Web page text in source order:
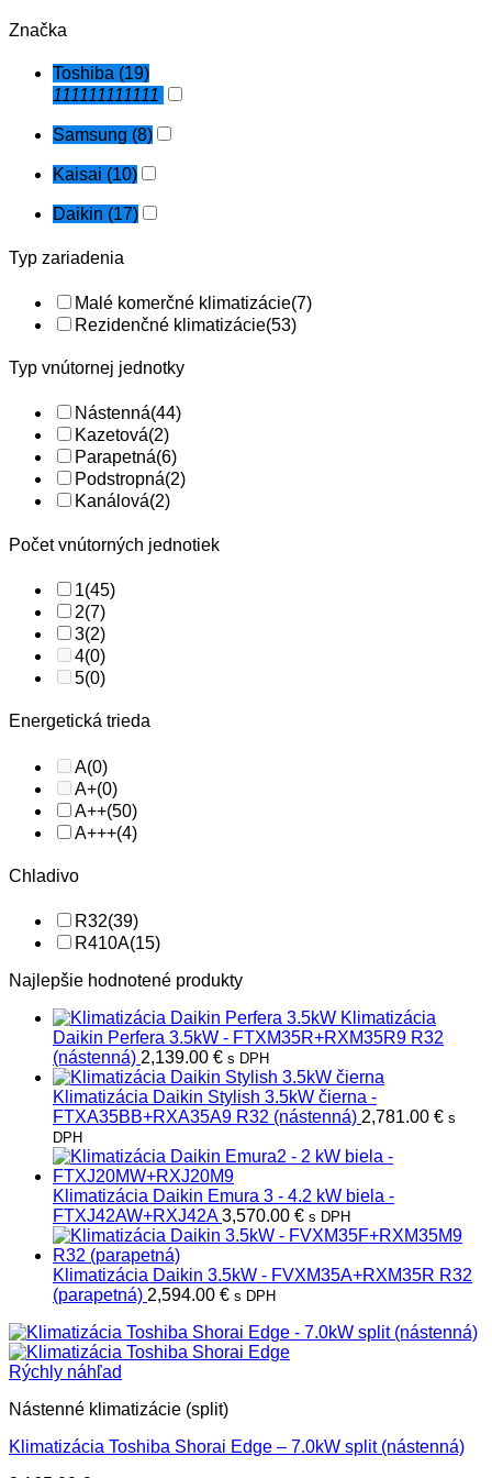
Značka
Toshiba (19)
111111111111
Samsung (8)
Kaisai (10)
Daikin (17)
Typ zariadenia
Malé komerčné klimatizácie(7)
Rezidenčné klimatizácie(53)
Typ vnútornej jednotky
Nástenná(44)
Kazetová(2)
Parapetná(6)
Podstropná(2)
Kanálová(2)
Počet vnútorných jednotiek
1(45)
2(7)
3(2)
4(0)
5(0)
Energetická trieda
A(0)
A+(0)
A++(50)
A+++(4)
Chladivo
R32(39)
R410A(15)
Najlepšie hodnotené produkty
Klimatizácia
Daikin Perfera 3.5kW - FTXM35R+RXM35R9 R32
(nástenná) 2,139.00 € s DPH
Klimatizácia Daikin Stylish 3.5kW čierna -
FTXA35BB+RXA35A9 R32 (nástenná) 2,781.00 € s
DPH
Klimatizácia Daikin Emura 3 - 4.2 kW biela -
FTXJ42AW+RXJ42A 3,570.00 € s DPH
Klimatizácia Daikin 3.5kW - FVXM35A+RXM35R R32
(parapetná) 2,594.00 € s DPH
Rýchly náhľad
Nástenné klimatizácie (split)
Klimatizácia Toshiba Shorai Edge – 7.0kW split (nástenná)